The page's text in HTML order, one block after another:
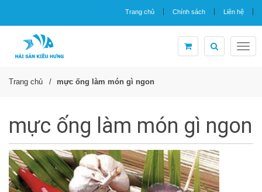
Trang chủ Chính sách Liên hệ
Trang chủ mực ống làm món gì ngon
mực ống làm món gì ngon